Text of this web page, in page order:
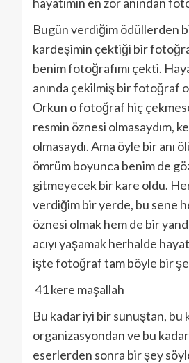
Bugün verdiğim ödüllerden
kardeşimin çektiği bir
benim fotoğrafımı çekti.
anında çekilmiş bir fotoğraf
Orkun o fotoğraf hiç
resmin öznesi olmasaydım,
olmasaydı. Ama öyle bir anı
ömrüm boyunca benim de
gitmeyecek bir kare oldu.
verdiğim bir yerde, bu sene
öznesi olmak hem de bir
acıyı yaşamak herhalde
işte fotoğraf tam böyle bir
41 kere maşallah
Bu kadar iyi bir sunuştan, bu
organizasyondan ve bu kadar
eserlerden sonra bir şey